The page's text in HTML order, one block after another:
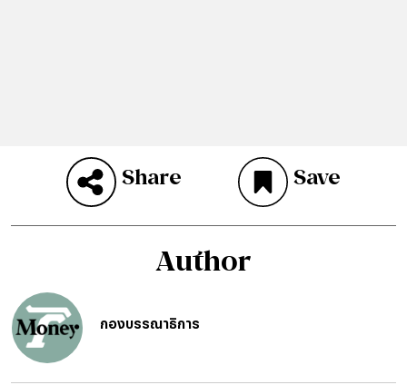
Share Save
Author
กองบรรณาธิการ